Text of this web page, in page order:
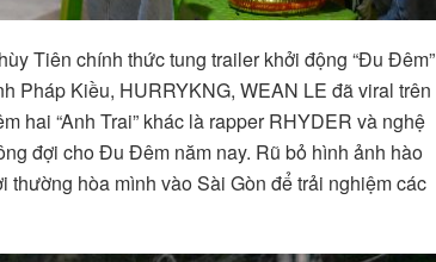
Tiên chính thức tung trailer khởi động “Đu Đêm”
Pháp Kiều, HURRYKNG, WEAN LE đã viral trên
hai “Anh Trai” khác là rapper RHYDER và nghệ
đợi cho Đu Đêm năm nay. Rũ bỏ hình ảnh hào
hòa mình vào Sài Gòn để trải nghiệm các